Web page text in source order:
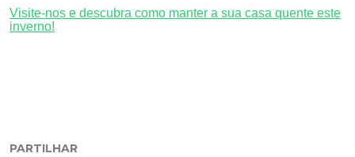
Visite-nos e descubra como manter a sua casa quente este
inverno!
PARTILHAR